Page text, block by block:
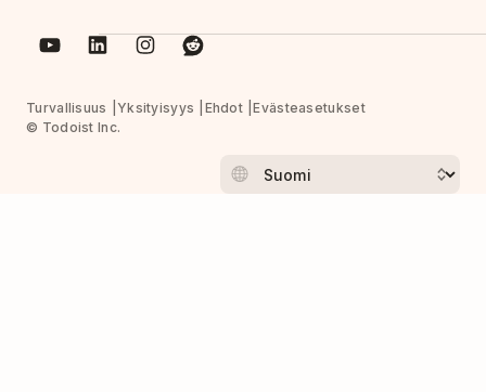
Turvallisuus Yksityisyys Ehdot
Evästeasetukset
© Todoist Inc.